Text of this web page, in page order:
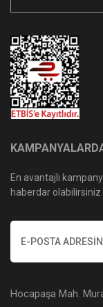
En avantajlı
haberdar olabilirsiniz.
Hocapaşa Mah.